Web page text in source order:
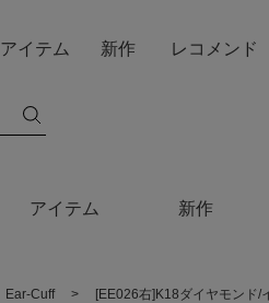
アイテム 新作
アイテム 新作 レコメンド
Ear-Cuff > [EE026右]K18ダイヤモンド/